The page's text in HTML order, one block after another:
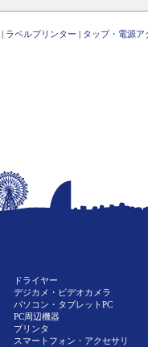
| ラベルプリンター | タップ・電源ア
ドライヤー
デジカメ・ビデオカメラ
パソコン・タブレットPC
PC周辺機器
プリンタ
スマートフォン・アクセサリ